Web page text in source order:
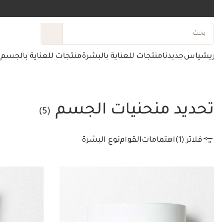
جديدنامنتجات للعناية بالبشرةمنتجات للعناية بالجسم
تحديد منحنيات الجسم (5)
فلاتر (1) اهتماماتالقوامنوع البشرة